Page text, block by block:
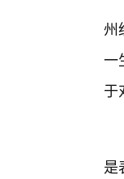
州
一
于
是